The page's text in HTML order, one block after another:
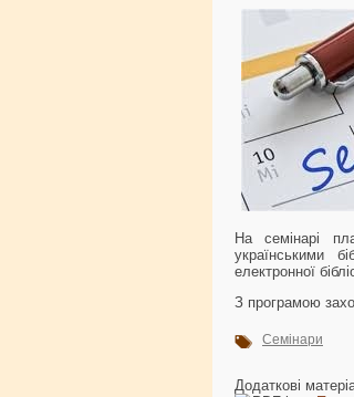
На семінарі
українськими
електронної
З програмою
Семінари
Додаткові